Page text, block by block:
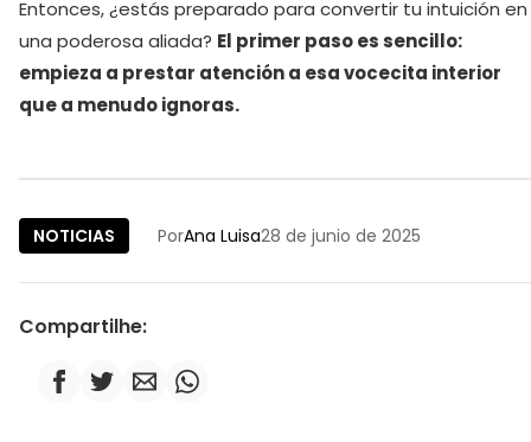
Entonces, ¿estás preparado para convertir tu intuición en
una poderosa aliada? El primer paso es sencillo:
empieza a prestar atención a esa vocecita interior
que a menudo ignoras.
NOTICIAS PorAna Luisa28 de junio de 2025
Compartilhe: